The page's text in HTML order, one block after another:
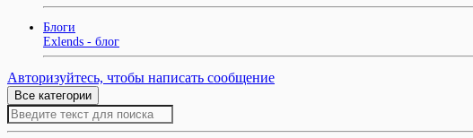
Блоги
Exlends - блог
Авторизуйтесь, чтобы написать сообщение
Все категории